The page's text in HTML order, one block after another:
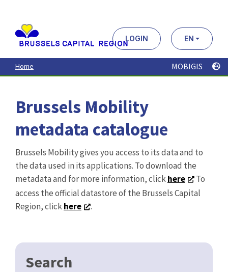
contenu
principal
LOGIN EN
Home MOBIGIS
Brussels Mobility
metadata catalogue
Brussels Mobility gives you access to its data and to
the data used in its applications. To download the
metadata and for more information, clickhere
To
access the official datastore of the Brussels Capital
Region, clickhere .
Search